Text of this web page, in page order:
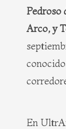
Pedroso
Arco, y
En